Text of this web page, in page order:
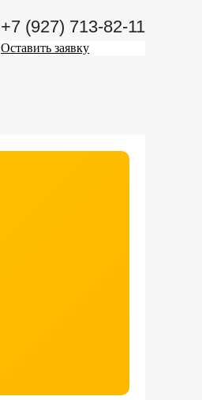
+7 (927) 713-82-11
Оставить заявку